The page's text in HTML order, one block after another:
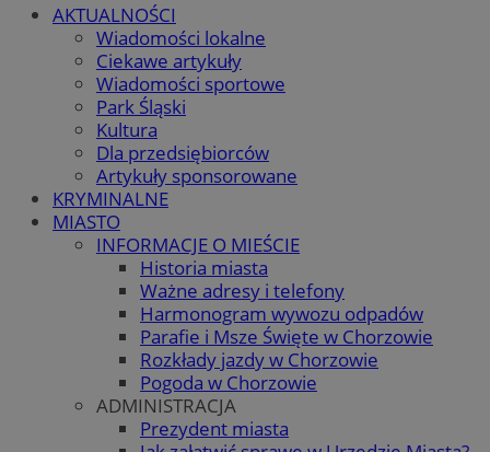
AKTUALNOŚCI
Wiadomości lokalne
Ciekawe artykuły
Wiadomości sportowe
Park Śląski
Kultura
Dla przedsiębiorców
Artykuły sponsorowane
KRYMINALNE
MIASTO
INFORMACJE O MIEŚCIE
Historia miasta
Ważne adresy i telefony
Harmonogram wywozu odpadów
Parafie i Msze Święte w Chorzowie
Rozkłady jazdy w Chorzowie
Pogoda w Chorzowie
ADMINISTRACJA
Prezydent miasta